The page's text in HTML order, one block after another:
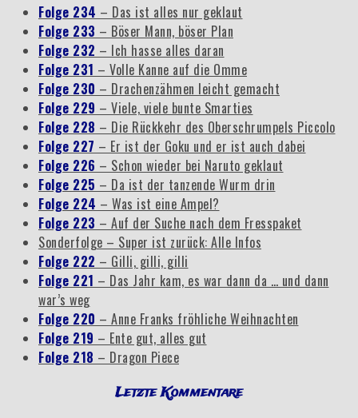
Folge 234 – Das ist alles nur geklaut
Folge 233 – Böser Mann, böser Plan
Folge 232 – Ich hasse alles daran
Folge 231 – Volle Kanne auf die Omme
Folge 230 – Drachenzähmen leicht gemacht
Folge 229 – Viele, viele bunte Smarties
Folge 228 – Die Rückkehr des Oberschrumpels Piccolo
Folge 227 – Er ist der Goku und er ist auch dabei
Folge 226 – Schon wieder bei Naruto geklaut
Folge 225 – Da ist der tanzende Wurm drin
Folge 224 – Was ist eine Ampel?
Folge 223 – Auf der Suche nach dem Fresspaket
Sonderfolge – Super ist zurück: Alle Infos
Folge 222 – Gilli, gilli, gilli
Folge 221 – Das Jahr kam, es war dann da … und dann
war’s weg
Folge 220 – Anne Franks fröhliche Weihnachten
Folge 219 – Ente gut, alles gut
Folge 218 – Dragon Piece
Letzte Kommentare